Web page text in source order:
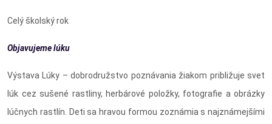
Celý školský rok
Objavujeme lúku
Výstava Lúky – dobrodružstvo poznávania žiakom približuje svet
lúk cez sušené rastliny, herbárové položky, fotografie a obrázky
lúčnych rastlín. Deti sa hravou formou zoznámia s najznámejšími